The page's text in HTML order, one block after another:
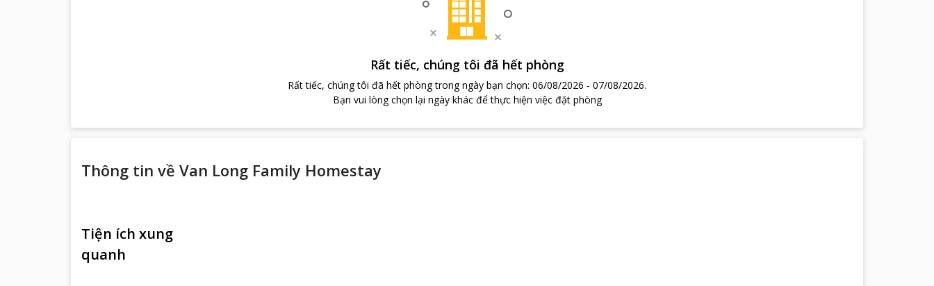
Rất tiếc, chúng tôi đã hết phòng
Rất tiếc, chúng tôi đã hết phòng trong ngày bạn chọn: 06/08/2026 - 07/08/2026.
Bạn vui lòng chọn lại ngày khác để thực hiện việc đặt phòng
Thông tin về Van Long Family Homestay
Tiện ích xung
quanh